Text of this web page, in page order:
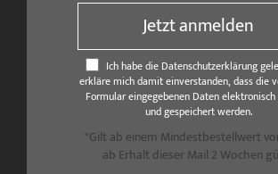
Jetzt anmelden
Ich habe die Datenschutzerklärung
erkläre mich damit einverstanden, dass die
Formular eingegebenen Daten
und gespeichert werden.
*Gilt ab einem Mindestbestellwert
ab Erhalt dieser Mail 2 Wochen